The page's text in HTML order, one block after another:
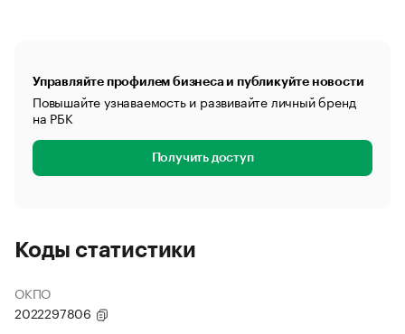
Управляйте профилем бизнеса и публикуйте новости
Повышайте узнаваемость и развивайте личный бренд
на РБК
Получить доступ
Коды статистики
ОКПО
2022297806